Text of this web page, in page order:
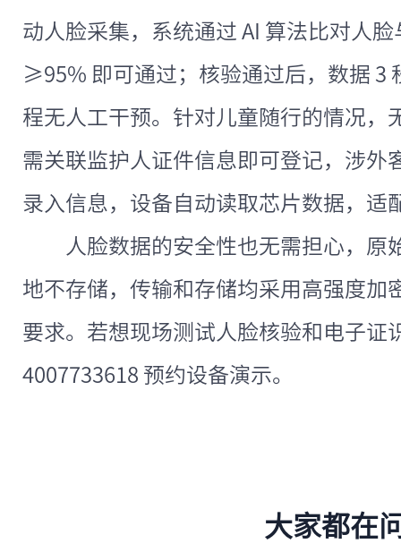
动人脸采集，系统通过 AI 算法比对人
≥95% 即可通过；核验通过后，数据 3
程无人工干预。针对儿童随行的情况，
需关联监护人证件信息即可登记，涉外
录入信息，设备自动读取芯片数据，适
人脸数据的安全性也无需担心，原
地不存储，传输和存储均采用高强度加
要求。若想现场测试人脸核验和电子证
4007733618 预约设备演示。
大家都在